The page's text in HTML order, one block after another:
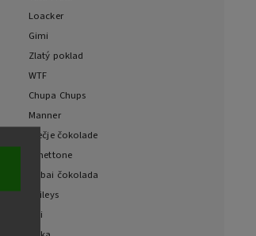
Loacker
Gimi
Zlatý poklad
WTF
Chupa Chups
Manner
Dječje čokolade
Panettone
Dubai čokolada
Baileys
Fizi